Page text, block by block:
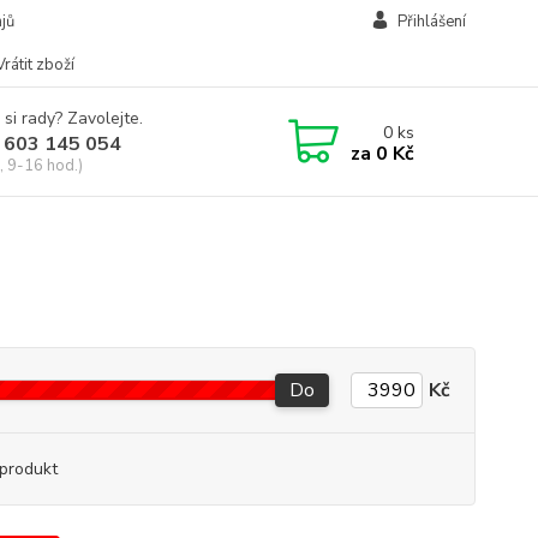
zboží
Přihlášení
rady? Zavolejte.
145 054
9-16 hod.)
0ks
za 0 Kč
Do Kč